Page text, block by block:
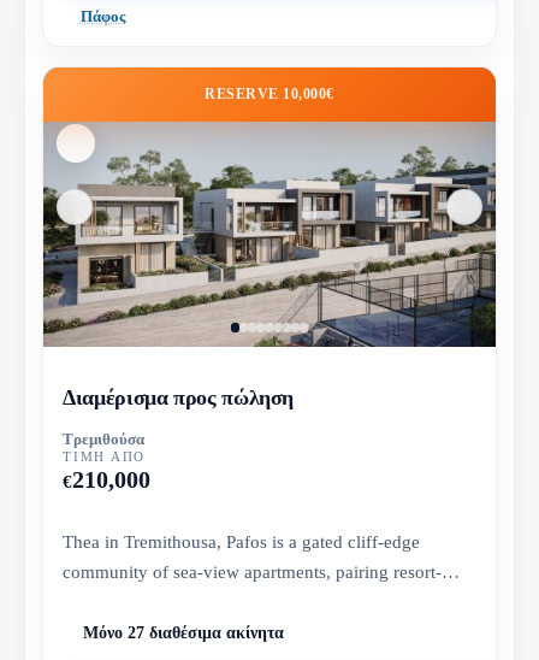
Πάφος
RESERVE 10,000€
Διαμέρισμα προς πώληση
Τρεμιθούσα
ΤΙΜΉ ΑΠΌ
€210,000
Thea in Tremithousa, Pafos is a gated cliff-edge
community of sea-view apartments, pairing resort-
Μόνο 27 διαθέσιμα ακίνητα